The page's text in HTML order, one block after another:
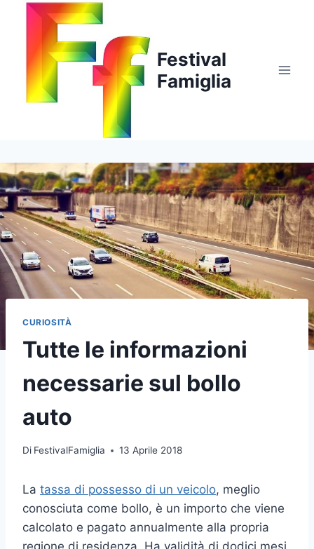
Salta
contenuto
Festival
Famiglia
CURIOSITÀ
Tutte le informazioni
necessarie sul bollo
auto
Di FestivalFamiglia 13 Aprile 2018
La tassa di possesso di un veicolo, meglio
conosciuta come bollo, è un importo che viene
calcolato e pagato annualmente alla propria